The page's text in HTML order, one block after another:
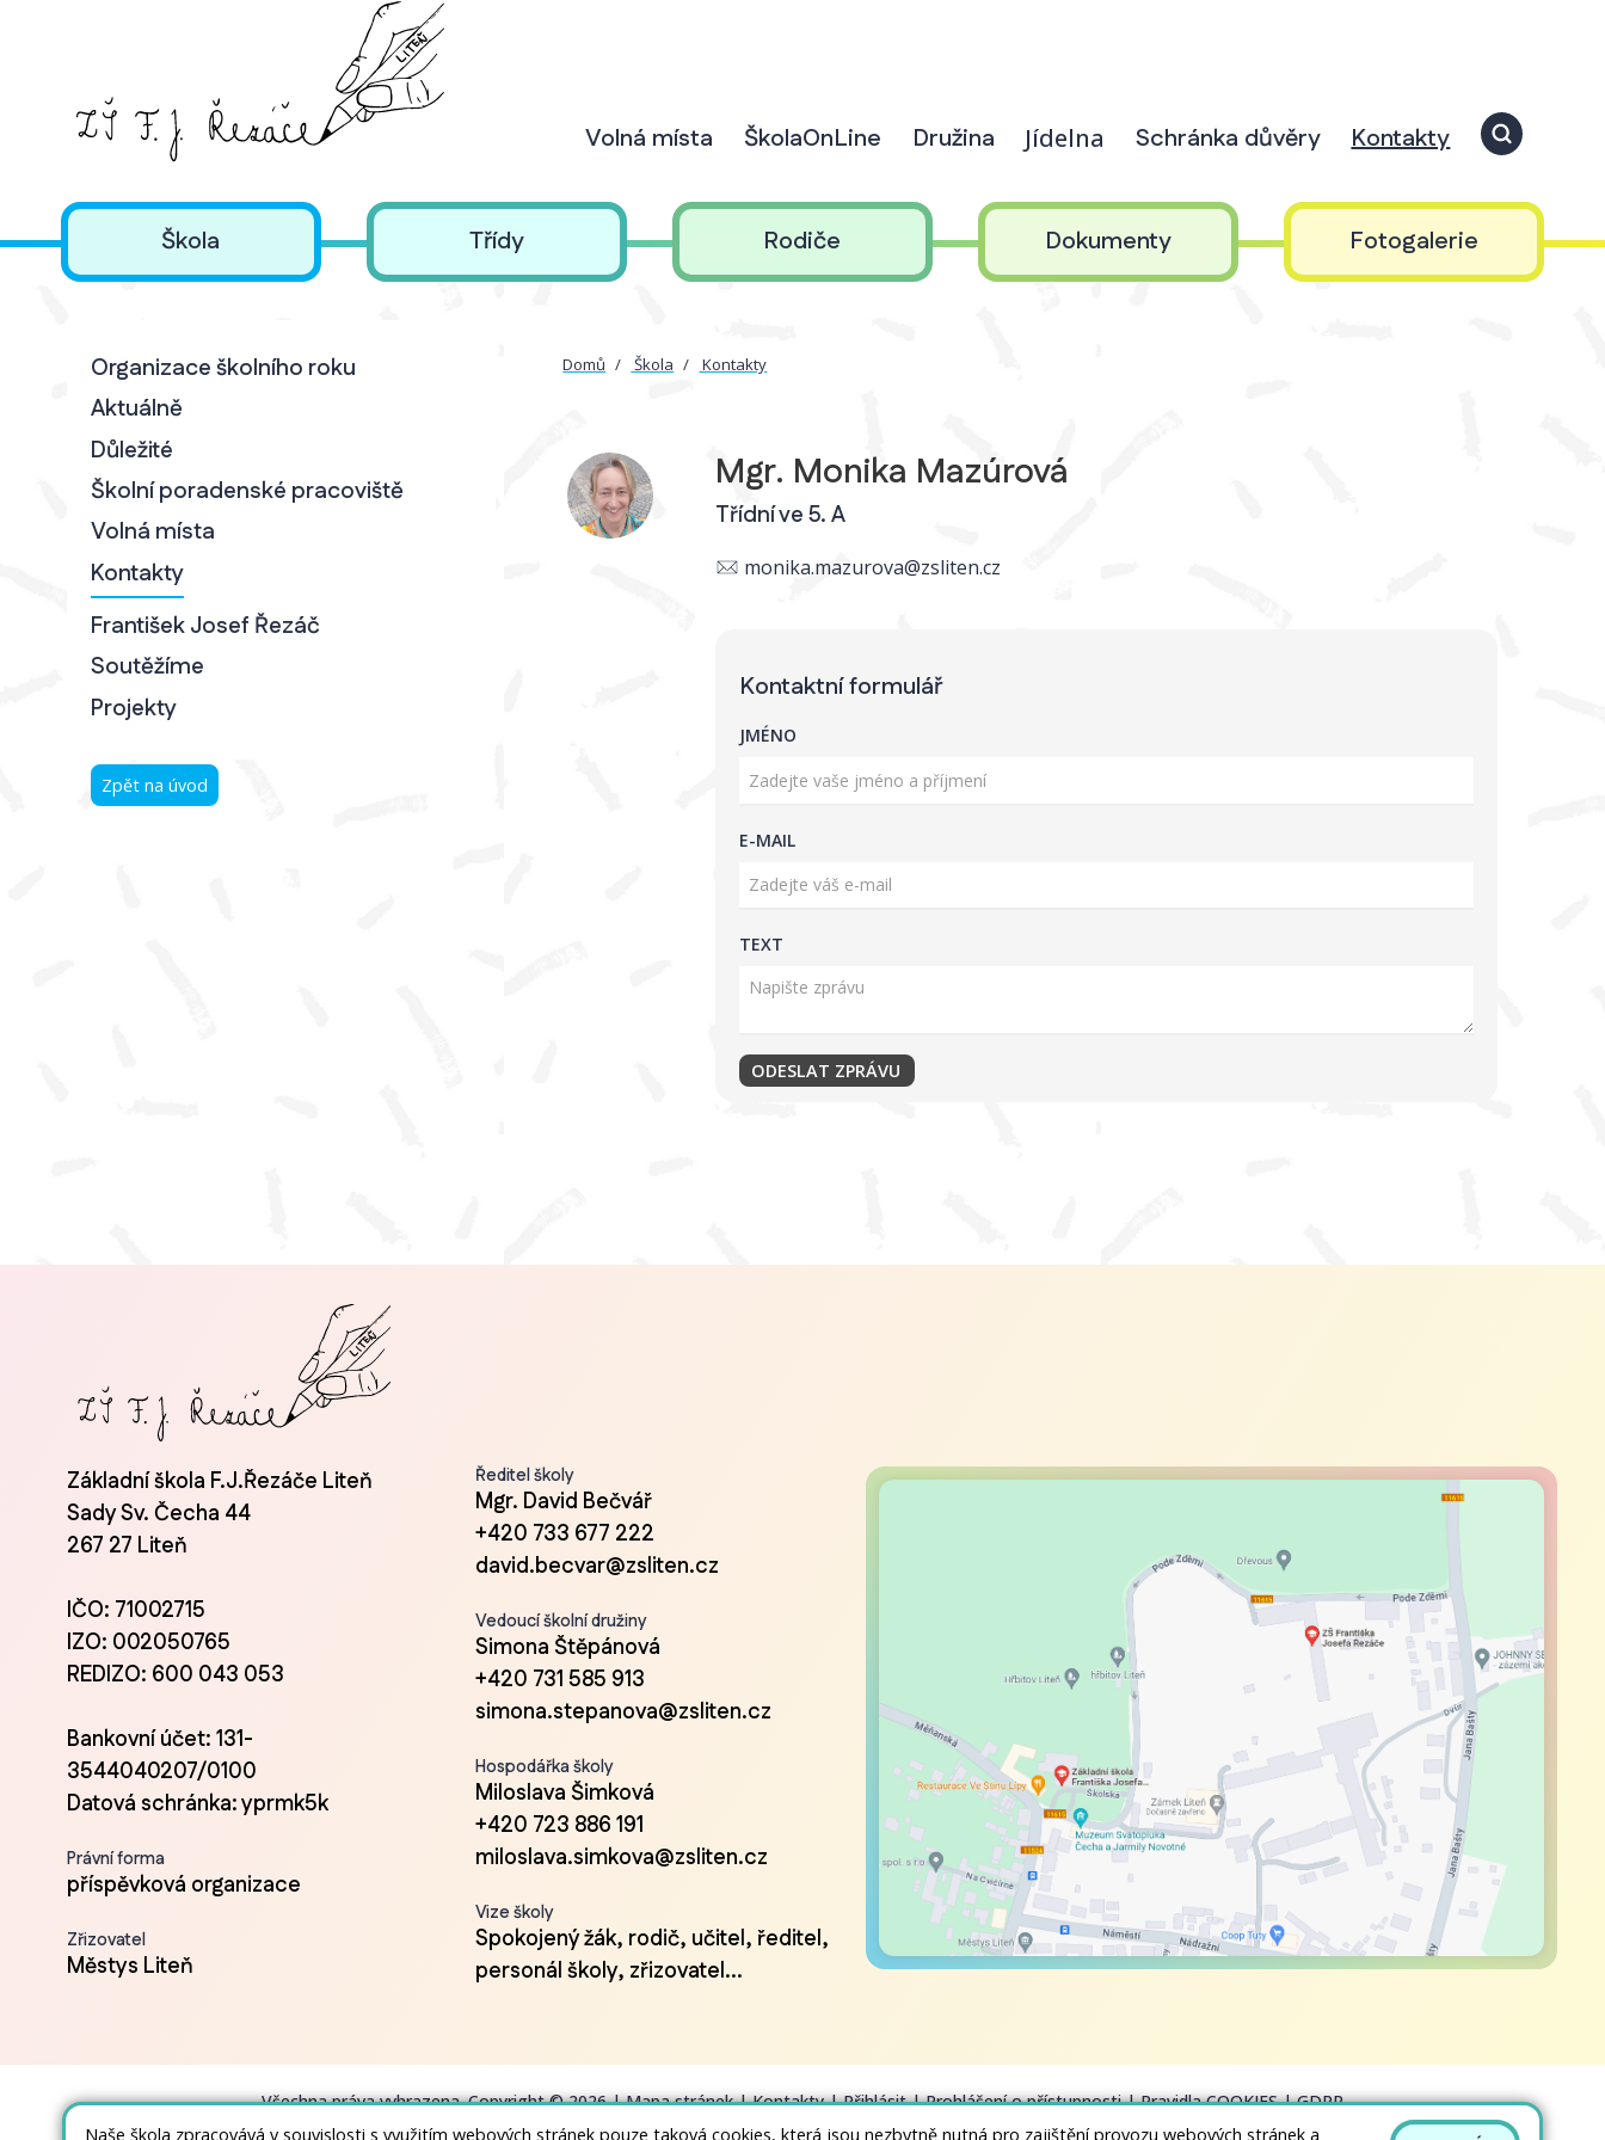
Volná místa ŠkolaOnLine Družina Jídelna Schránka důvěry Kontakty
Škola Třídy Rodiče Dokumenty Fotogalerie
Organizace školního roku
Aktuálně
Důležité
Školní poradenské pracoviště
Volná místa
Kontakty
František Josef Řezáč
Soutěžíme
Projekty
Zpět na úvod
Domů Škola Kontakty
Mgr. Monika Mazúrová
Třídní ve 5. A
monika.mazurova@zsliten.cz
Kontaktní formulář
JMÉNO
E-MAIL
TEXT
Základní škola F.J.Řezáče Liteň
Sady Sv. Čecha 44
267 27 Liteň
IČO: 71002715
IZO: 002050765
REDIZO: 600 043 053
Bankovní účet: 131-
3544040207/0100
Datová schránka: yprmk5k
Právní forma
příspěvková organizace
Zřizovatel
Městys Liteň
Ředitel školy
Mgr. David Bečvář
+420 733 677 222
david.becvar@zsliten.cz
Vedoucí školní družiny
Simona Štěpánová
+420 731 585 913
simona.stepanova@zsliten.cz
Hospodářka školy
Miloslava Šimková
+420 723 886 191
miloslava.simkova@zsliten.cz
Vize školy
Spokojený žák, rodič, učitel, ředitel,
personál školy, zřizovatel...
Všechna práva vyhrazena. Copyright © 2026 |Mapa stránek|Kontakty|Přihlásit|Prohlášení o přístupnosti|Pravidla COOKIES|GDPR
Naše škola zpracovává v souvislosti s využitím webových stránek pouze taková cookies, která jsou nezbytně nutná pro zajištění provozu webových stránek a